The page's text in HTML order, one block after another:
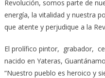
Revolución, somos parte de
energía, la vitalidad y nuestra
que atente y perjudique a la
El prolífico pintor, grabador,
nacido en Yateras,
“Nuestro pueblo es heroico y